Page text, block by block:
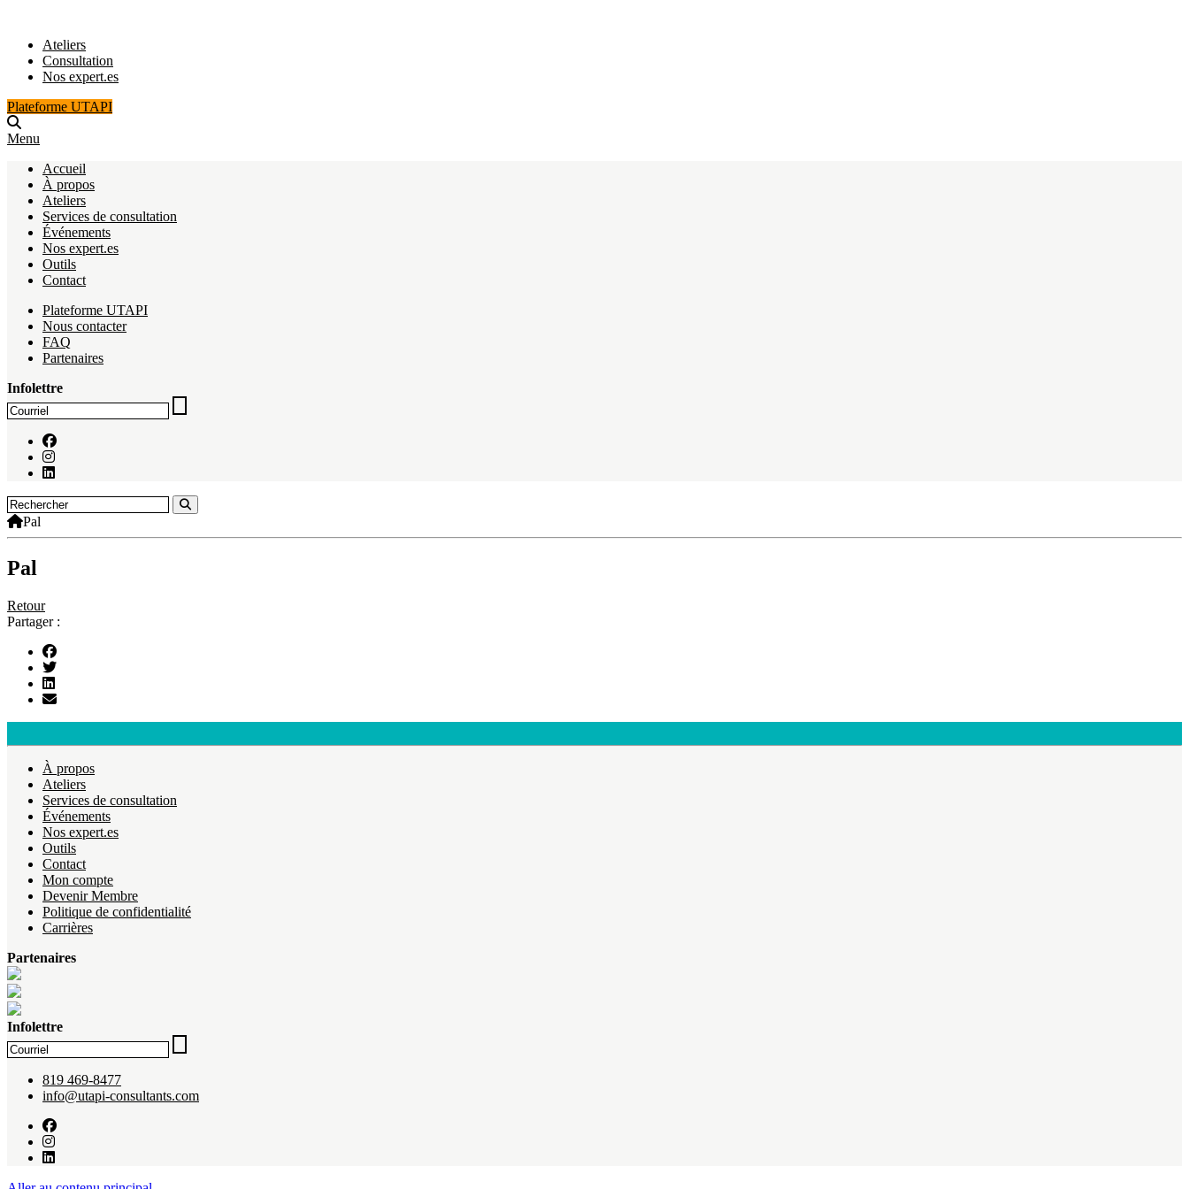
Ateliers
Consultation
Nos expert.es
Plateforme UTAPI
Menu
Accueil
À propos
Ateliers
Services de consultation
Événements
Nos expert.es
Outils
Contact
Plateforme UTAPI
Nous contacter
FAQ
Partenaires
Infolettre
Pal
Pal
Retour
Partager :
À propos
Ateliers
Services de consultation
Événements
Nos expert.es
Outils
Contact
Mon compte
Devenir Membre
Politique de confidentialité
Carrières
Partenaires
Infolettre
819 469-8477
info@utapi-consultants.com